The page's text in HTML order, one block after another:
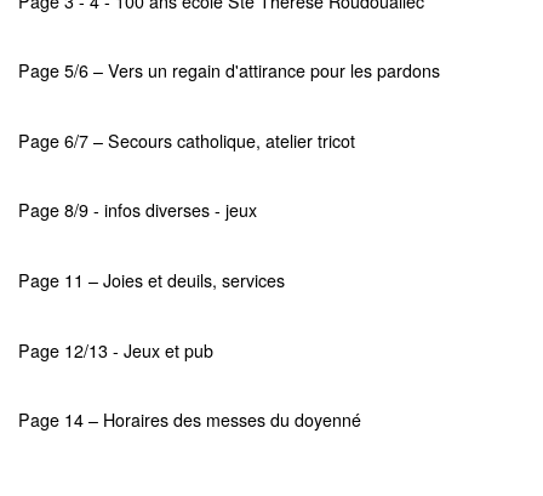
Page 5/6 – Vers un regain d'attirance pour les pardons
Page 6/7 – Secours catholique, atelier tricot
Page 8/9 - infos diverses - jeux
Page 11 – Joies et deuils, services
Page 12/13 - Jeux et pub
Page 14 – Horaires des messes du doyenné